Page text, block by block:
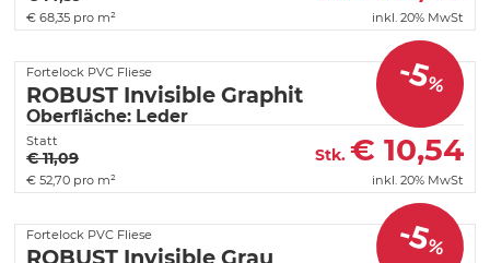
€ 68,35 pro m² inkl. 20% MwSt
-5%
Fortelock PVC Fliese
ROBUST Invisible Graphit
Oberfläche: Leder
Statt
€ 11,09 Stk. € 10,54
€ 52,70 pro m² inkl. 20% MwSt
-5%
Fortelock PVC Fliese
ROBUST Invisible Grau